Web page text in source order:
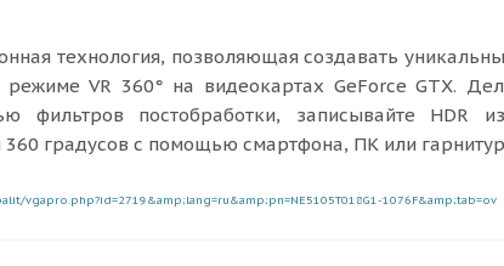
технология, позволяющая создавать
VR 360° на видеокартах GeForce GTX.
фильтров постобработки, записывайте HDR
градусов с помощью смартфона, ПК или
vgapro.php?id=2719&amp;lang=ru&amp;pn=NE5105T018G1-1076F&amp;tab=ov